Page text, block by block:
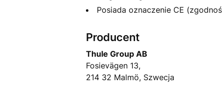
Posiada oznaczenie CE
Producent
Thule Group AB
Fosievägen 13,
214 32 Malmö, Szwecja